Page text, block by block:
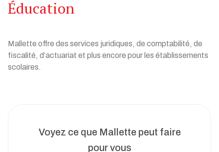
Éducation
Mallette offre des services juridiques, de comptabilité, de
fiscalité, d’actuariat et plus encore pour les établissements
scolaires.
Voyez ce que Mallette peut faire
pour vous